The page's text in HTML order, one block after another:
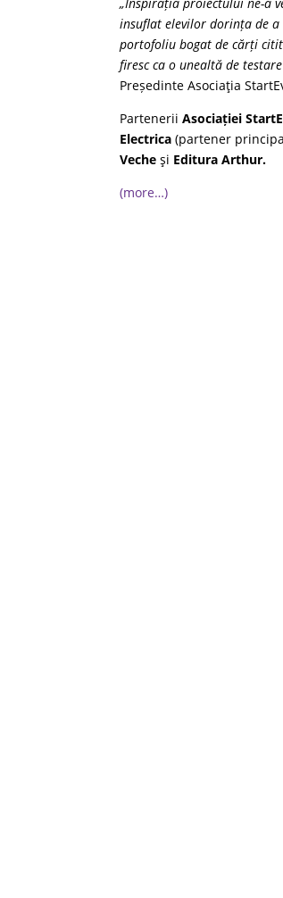
insuflat elevilor dorința de a
portofoliu bogat de cărți
firesc ca o unealtă de
Președinte Asociaţia
ParteneriiAsociației
Electrica (partener
Vecheşi Editura Arthur.
(more…)